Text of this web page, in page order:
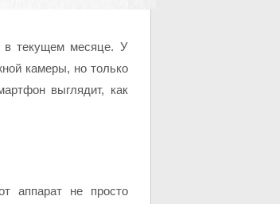
в текущем месяце. У
камеры, но только
выглядит, как
аппарат не просто